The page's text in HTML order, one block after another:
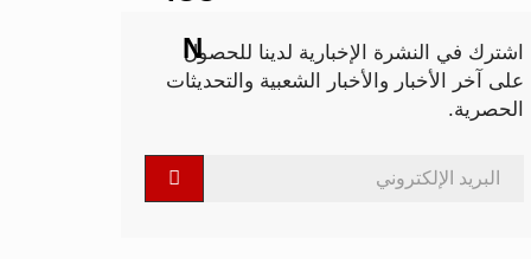
اشترك في النشرة الإخبارية لدينا للحصول
على آخر الأخبار والأخبار الشعبية والتحديثات
الحصرية.